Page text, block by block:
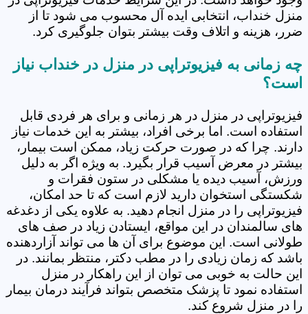
منزل خنداب، انتخابی ایده آل محسوب می شود تا از
ضرر، هزینه و اتلاف وقت بیشتر بتوان جلوگیری کرد.
چه زمانی به فیزیوتراپی در منزل در خنداب نیاز
است؟
فیزیوتراپی در منزل در هر زمانی و برای هر فردی قابل
استفاده است. اما برخی افراد، بیشتر به این خدمات نیاز
دارند. چرا که در صورت حرکت زیاد، ممکن است بیمار،
بیشتر در معرض آسیب قرار بگیرد. به ویژه اگر به دلیل
ورزش، آسیب دیده یا مشکلی در ستون فقرات و
شکستگی استخوان دارید لازم است که تا حد امکان،
فیزیوتراپی را در منزل انجام دهید. به علاوه یکی از دغدغه
های سالمندان در این مواقع، ایستادن زیاد در صف های
طولانی است. این موضوع برای آن ها می تواند آزاردهنده
باشد که زمان زیادی را در مطب دکتر، منتظر بمانند. در
این حالت به خوبی می توان از این راهکار در منزل
استفاده نمود تا پزشک متخصص بتواند فرآیند درمان بیمار
را در منزل شروع کند.